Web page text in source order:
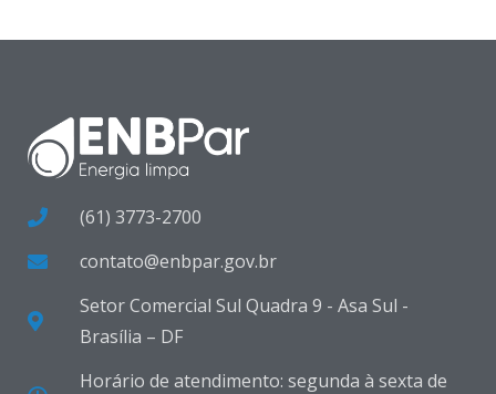
(61) 3773-2700
contato@enbpar.gov.br
Setor Comercial Sul Quadra 9 - Asa Sul -
Brasília – DF
Horário de atendimento: segunda à sexta de